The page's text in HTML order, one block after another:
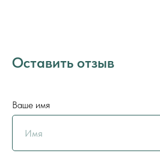
Оставить отзыв
Ваше имя
в сфере здравоохранения